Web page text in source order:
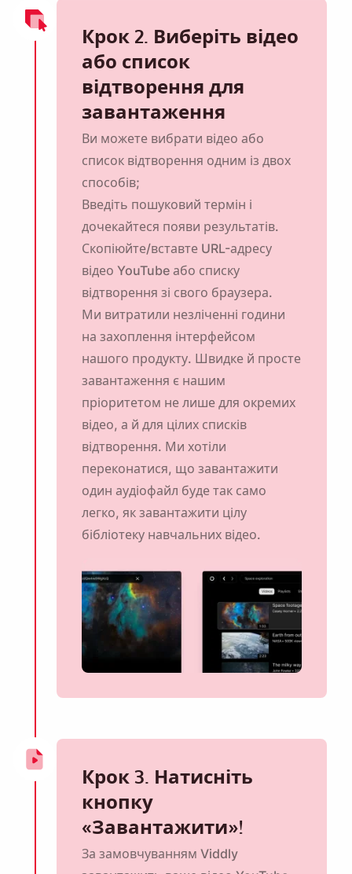
Крок 2. Виберіть відео
або список
відтворення для
завантаження
Ви можете вибрати відео або
список відтворення одним із двох
способів;
Введіть пошуковий термін і
дочекайтеся появи результатів.
Скопіюйте/вставте URL-адресу
відео YouTube або списку
відтворення зі свого браузера.
Ми витратили незліченні години
на захоплення інтерфейсом
нашого продукту. Швидке й просте
завантаження є нашим
пріоритетом не лише для окремих
відео, а й для цілих списків
відтворення. Ми хотіли
переконатися, що завантажити
один аудіофайл буде так само
легко, як завантажити цілу
бібліотеку навчальних відео.
Крок 3. Натисніть
кнопку
«Завантажити»!
За замовчуванням Viddly